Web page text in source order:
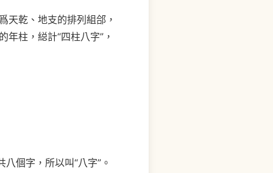
天乾、地支的排列組郃，
年柱，縂計“四柱八字”，
個字，所以叫“八字”。